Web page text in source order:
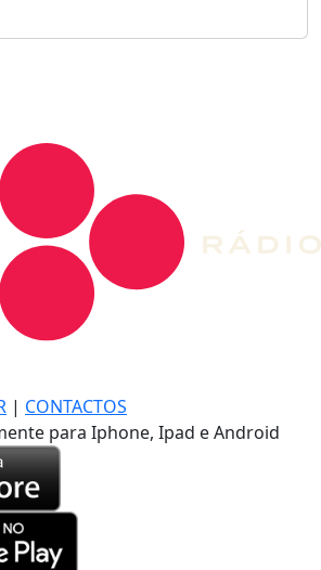
| CONTACTOS
para Iphone, Ipad e Android